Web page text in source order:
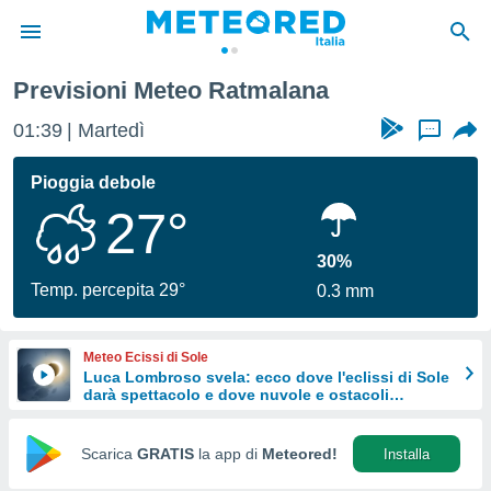
di
per
le
di
Web
Previsioni Meteo Ratmalana
01:39 Martedì ...
Pioggia debole
27°
Temp. percepita 29°
30%
0.3 mm
Meteo Ecissi di Sole
Luca Lombroso svela: ecco dove l'eclissi di Sole
darà spettacolo e dove nuvole e ostacoli
Scarica GRATIS la app di Meteored! Installa